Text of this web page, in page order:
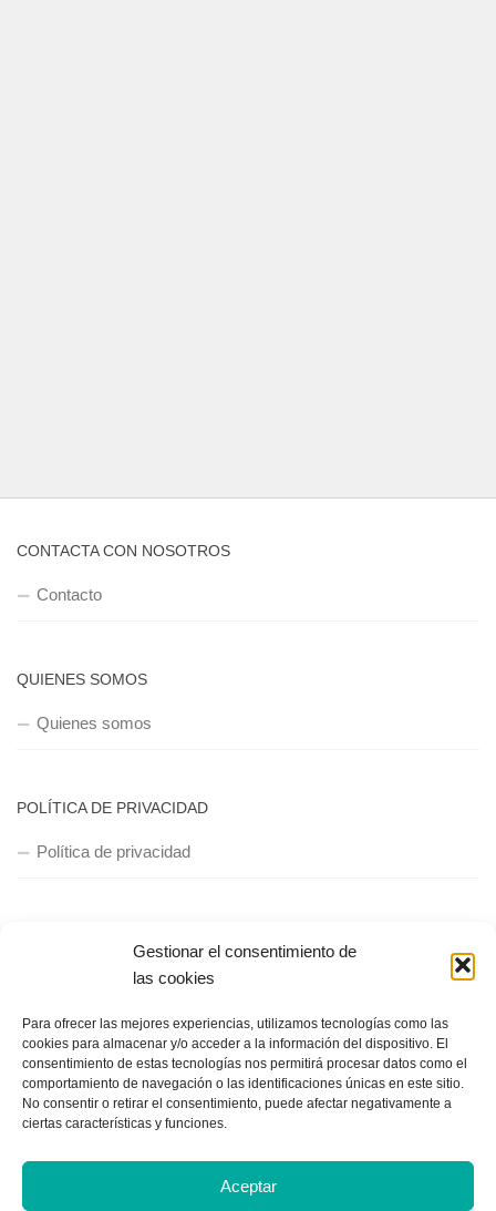
Gestionar el consentimiento de
las cookies
Para ofrecer las mejores experiencias, utilizamos tecnologías como las
cookies para almacenar y/o acceder a la información del dispositivo. El
consentimiento de estas tecnologías nos permitirá procesar datos como el
comportamiento de navegación o las identificaciones únicas en este sitio.
No consentir o retirar el consentimiento, puede afectar negativamente a
ciertas características y funciones.
Aceptar
CONTACTA CON NOSOTROS
Contacto
QUIENES SOMOS
Quienes somos
POLÍTICA DE PRIVACIDAD
Política de privacidad
Copyright © 2018, Equipo IIColumnas